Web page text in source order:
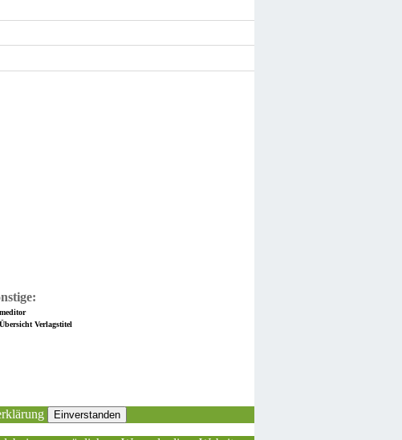
meditor
Übersicht Verlagstitel
Einverstanden